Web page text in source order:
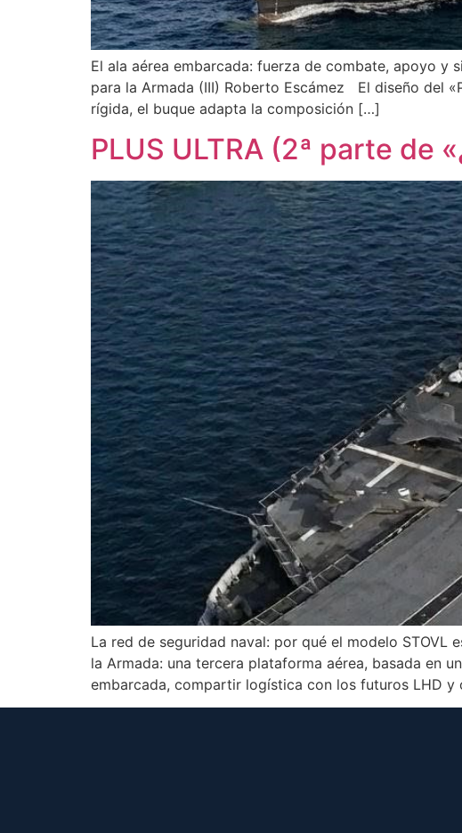
El ala aérea embarcada: fuerza de combate, apoyo y
para la Armada (III) Roberto Escámez El diseño del
rígida, el buque adapta la composición […]
PLUS ULTRA (2ª parte de
La red de seguridad naval: por qué el modelo STOVL
la Armada: una tercera plataforma aérea, basada en
embarcada, compartir logística con los futuros LHD